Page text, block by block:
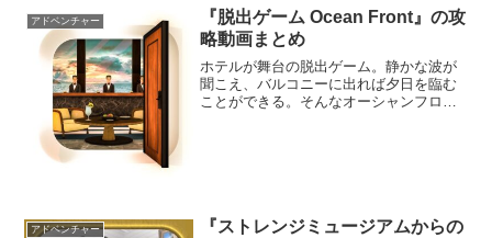
アドベンチャー
『脱出ゲーム Ocean Front』の攻
略動画まとめ
ホテルが舞台の脱出ゲーム。静かな波が
聞こえ、バルコニーに出れば夕日を臨む
ことができる。そんなオーシャンフロン
アドベンチャー
『ストレンジミュージアムからの